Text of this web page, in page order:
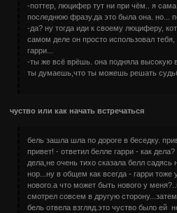
-поттер, люцифер тут ни при чём.. я
последнюю фразу.да это была она. но...
-да? ну тогда иди к своему люциферу,
самом деле он просто использовал
гарри...
-ты же всё врёшь. она подняла высокую
ты думаешь,что ты можешь решать
чуство или как начать встречаться
бель зашла шла по дороге в беседку.
привет! - ответил белле гарри - как дела?
дела,не очень тихо сказала белл садясь
нор...ну в общем как всегда - гарри тоже
нового.а что может быть нового у
смотрел совсем в другую
бель отвела взгляд.это чуство было ей